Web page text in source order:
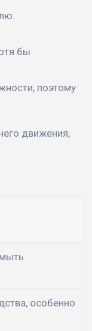
бы
поэтому
движения,
особенно